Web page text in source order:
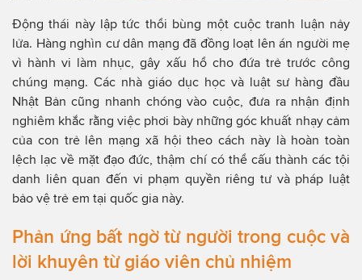
Động thái này lập tức thổi bùng một cuộc tranh luận nảy
lửa. Hàng nghìn cư dân mạng đã đồng loạt lên án người mẹ
vì hành vi làm nhục, gây xấu hổ cho đứa trẻ trước công
chúng mạng. Các nhà giáo dục học và luật sư hàng đầu
Nhật Bản cũng nhanh chóng vào cuộc, đưa ra nhận định
nghiêm khắc rằng việc phơi bày những góc khuất nhạy cảm
của con trẻ lên mạng xã hội theo cách này là hoàn toàn
lệch lạc về mặt đạo đức, thậm chí có thể cấu thành các tội
danh liên quan đến vi phạm quyền riêng tư và pháp luật
bảo vệ trẻ em tại quốc gia này.
Phản ứng bất ngờ từ người trong cuộc và
lời khuyên từ giáo viên chủ nhiệm